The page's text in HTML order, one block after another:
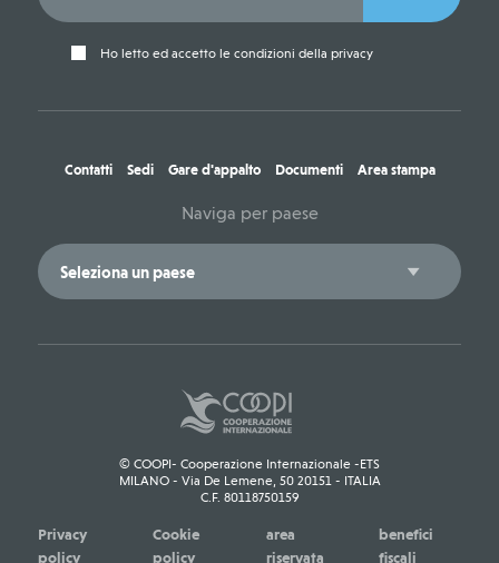
Ho letto ed accetto le condizioni della privacy
Contatti Sedi Gare d'appalto Documenti Area stampa
Naviga per paese
© COOPI- Cooperazione Internazionale -ETS
MILANO - Via De Lemene, 50 20151 - ITALIA
C.F. 80118750159
Privacy
policy
Cookie
policy
area
riservata
benefici
fiscali